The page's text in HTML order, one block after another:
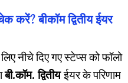
करें? बीकॉम द्वितीय ईयर
नीचे दिए गए स्टेप्स को फॉलो
बी.कॉम. द्वितीयईयर के परिणाम